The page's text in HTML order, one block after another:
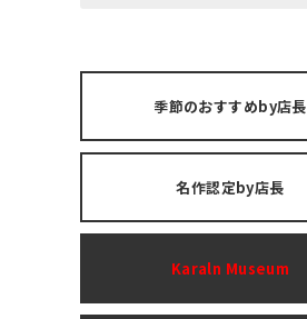
季節のおすすめby店長
名作認定by店長
Karaln Museum